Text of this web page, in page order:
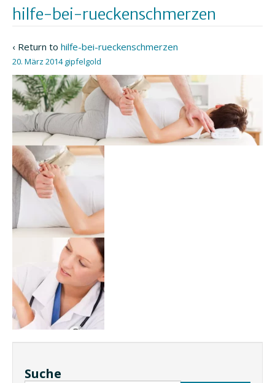
hilfe-bei-rueckenschmerzen
‹ Return to hilfe-bei-rueckenschmerzen
20. März 2014 gipfelgold
Suche